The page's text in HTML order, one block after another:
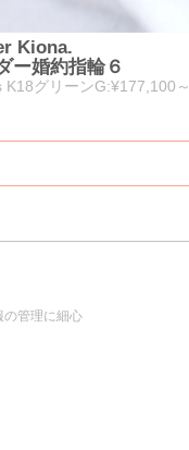
Kiona.
ー婚約指輪６
K18グリーンG:¥177,100～
管理に細心